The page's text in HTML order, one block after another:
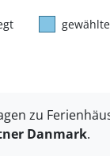
zu
Danmark.